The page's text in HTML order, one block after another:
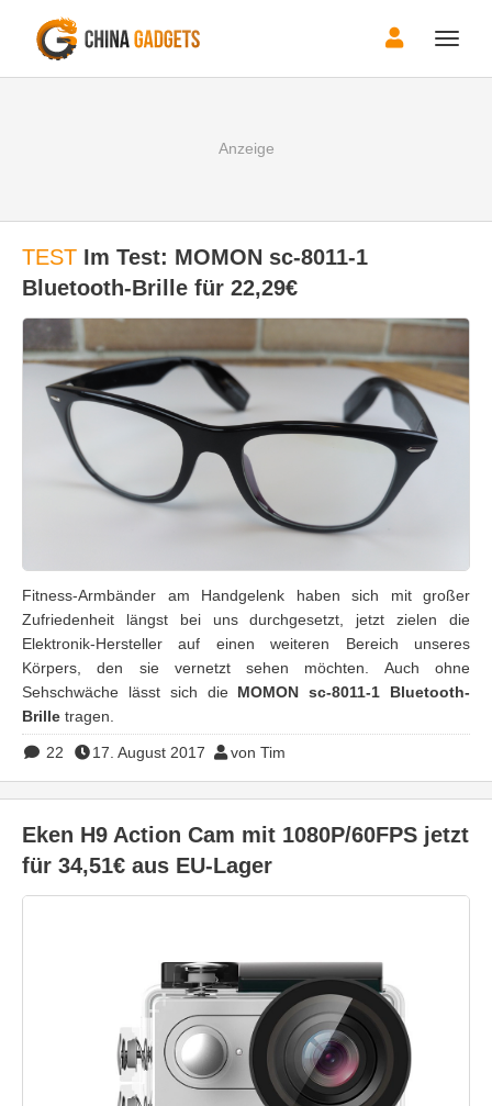
Toggle
TEST Im Test: MOMON sc-8011-1
Bluetooth-Brille für 22,29€
Fitness-Armbänder am Handgelenk haben sich mit großer
Zufriedenheit längst bei uns durchgesetzt, jetzt zielen die
Elektronik-Hersteller auf einen weiteren Bereich unseres
Körpers, den sie vernetzt sehen möchten. Auch ohne
Sehschwäche lässt sich die MOMON sc-8011-1 Bluetooth-
Brille tragen.
22 17. August 2017 von Tim
Eken H9 Action Cam mit 1080P/60FPS jetzt
für 34,51€ aus EU-Lager